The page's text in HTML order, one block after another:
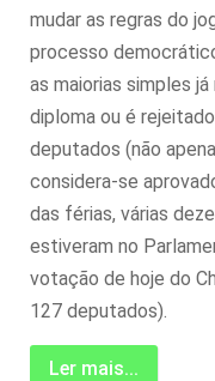
mudar as regras do
processo
as maiorias simples
diploma ou é
deputados (não
considera-se
das férias, várias
estiveram no
votação de hoje do
127 deputados).
Ler mais...